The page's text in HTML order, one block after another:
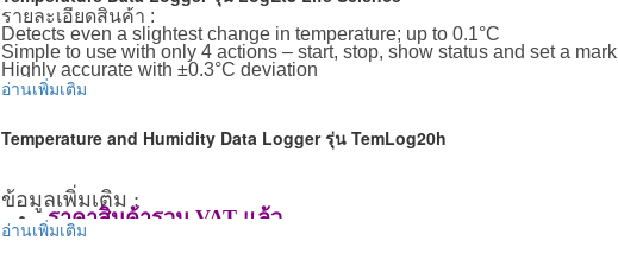
- Battery: built-in CR2450 wide temperature lithium battery
- Memory capacity: 16000 points (MAX)
- Battery life: 2 years
- Log cycle: 6, 15, 30, 60, 90, 120, 180days (customizable)
- Protection grade: IP67
- Weight: approx. 15g
ข้อมูลเพิ่มเติม :
ราคาสินค้ารวม VAT แล้ว
จัดส่งฟรี โดย Kerry Express หรือ EMS
รายละเอียดสินค้า :
Detects even a slightest change in temperature; up to 0.1°C
Simple to use with only 4 actions – start, stop, show status and set a mark
Highly accurate with ±0.3°C deviation
Large temperature measuring range of -30°C to +70°C
ข้อมูลเพิ่มเติม :
อ่านเพิ่มเติม
Temperature and Humidity Data Logger รุ่น TemLog20h
ข้อมูลเพิ่มเติม :
ราคาสินค้ารวม VAT แล้ว
จัดส่งฟรี โดย Kerry Express หรือ EMS
อ่านเพิ่มเติม